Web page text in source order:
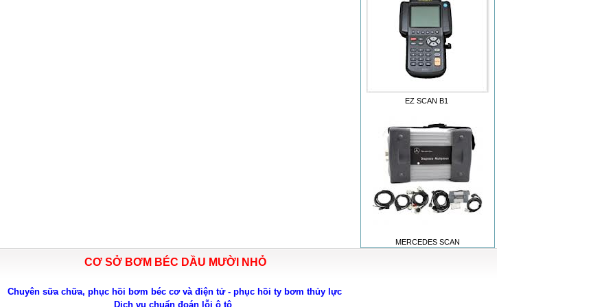
EZ SCAN B1
MERCEDES SCAN
CƠ SỞ BƠM BÉC DẦU MƯỜI NHỎ
Chuyên sữa chữa, phục hồi bơm béc cơ và điện tử - phục hồi ty bơm thủy lực
Dịch vụ chuẩn đoán lỗi ô tô